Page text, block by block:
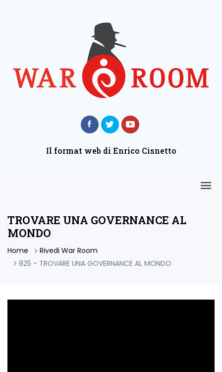
Il format web di Enrico Cisnetto
TROVARE UNA GOVERNANCE AL
MONDO
Home
Rivedi War Room
825 - TROVARE UNA GOVERNANCE AL MONDO